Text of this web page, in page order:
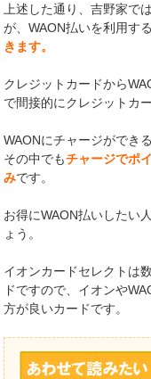
上述した通り、吉野家で
が、WAON払いを利用す
きます。
クレジットカードから
で間接的にクレジットカ
WAONにチャージができ
その中でもチャージでポ
みです。
お得にWAON払いしたい
ょう。
イオンカードセレクトは
ドですので、イオンや
方が良いカードです。